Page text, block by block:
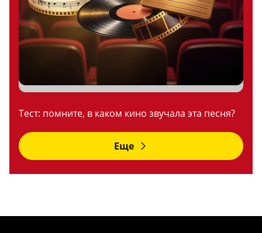
Тест: помните, в каком кино звучала эта песня?
Еще